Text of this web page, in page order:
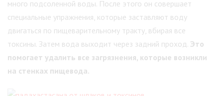
много подсоленной воды. После этого он совершает
специальные упражнения, которые заставляют воду
двигаться по пищеварительному тракту, вбирая все
токсины. Затем вода выходит через задний проход. Это
помогает удалить все загрязнения, которые возникли
на стенках пищевода.